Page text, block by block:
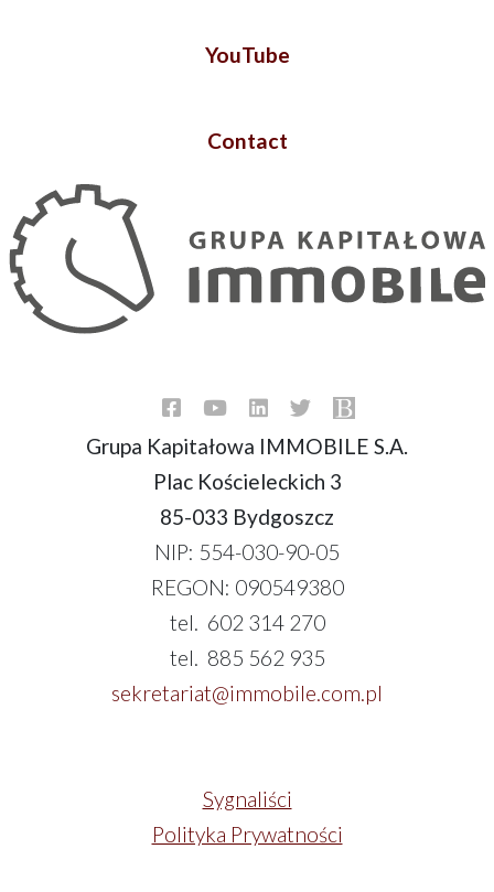
YouTube
Contact
Grupa Kapitałowa IMMOBILE S.A.
Plac Kościeleckich 3
85-033 Bydgoszcz
NIP: 554-030-90-05
REGON: 090549380
tel. 602 314 270
tel. 885 562 935
sekretariat@immobile.com.pl
Sygnaliści
Polityka Prywatności